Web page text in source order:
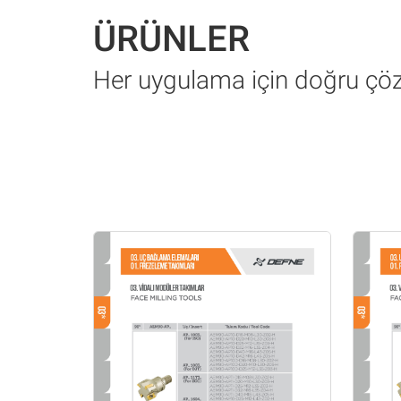
ÜRÜNLER
Her uygulama için doğru